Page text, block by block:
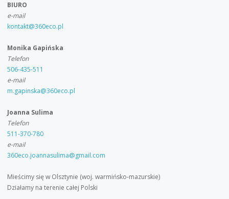
ROLNICTWA”."
BIURO
e-mail
kontakt@360eco.pl
Monika Gapińska
Telefon
506-435-511
e-mail
m.gapinska@360eco.pl
Joanna Sulima
Telefon
511-370-780
e-mail
360eco.joannasulima@gmail.com
Mieścimy się w Olsztynie (woj. warmińsko-mazurskie)
Działamy na terenie całej Polski